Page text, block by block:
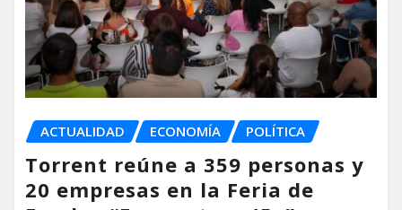
ACTUALIDAD ECONOMÍA POLÍTICA
Torrent reúne a 359 personas y
20 empresas en la Feria de